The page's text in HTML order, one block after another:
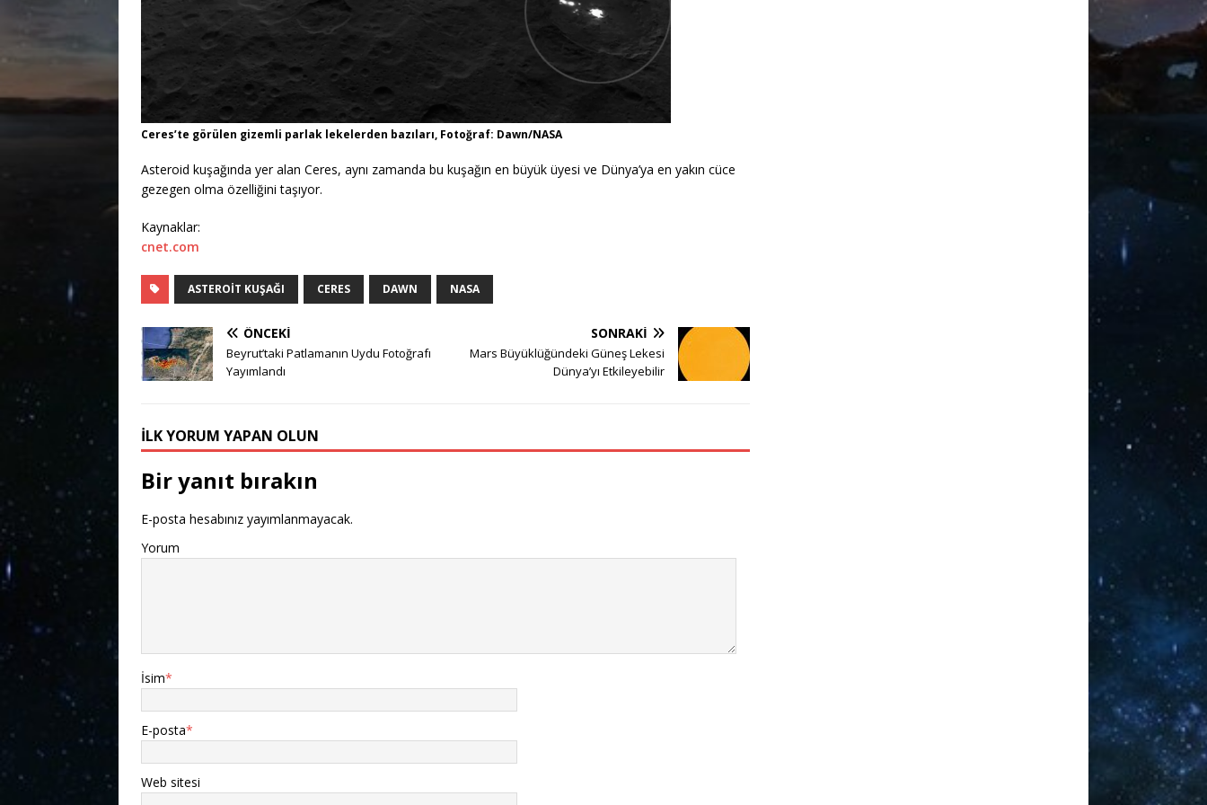
Ceres’te görülen gizemli parlak lekelerden bazıları, Fotoğraf: Dawn/NASA
Asteroid kuşağında yer alan Ceres, aynı zamanda bu kuşağın en büyük üyesi ve Dünya’ya en yakın cüce
gezegen olma özelliğini taşıyor.
Kaynaklar:
cnet.com
ASTEROIT KUŞAĞI CERES DAWN NASA
ÖNCEKI
Beyrut’taki Patlamanın Uydu Fotoğrafı
Yayımlandı
SONRAKI
Mars Büyüklüğündeki Güneş Lekesi
Dünya’yı Etkileyebilir
İLK YORUM YAPAN OLUN
Bir yanıt bırakın
E-posta hesabınız yayımlanmayacak.
Yorum
İsim*
E-posta*
Web sitesi